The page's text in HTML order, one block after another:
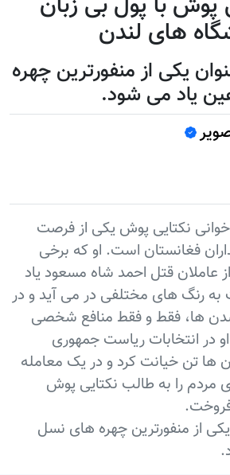
های لندن
یکی از منفورترین چهره
یاد می شود.
اخوانی نکتایی پوش یکی از فرصت
فغانستان است. او که برخی
عاملان قتل احمد شاه مسعود یاد
رنگ های مختلفی در می آید و در
ها، فقط و فقط منافع شخصی
در انتخابات ریاست جمهوری
ها تن خیانت کرد و در یک معامله
مردم را به طالب نکتایی پوش
یکی از منفورترین چهره های نسل